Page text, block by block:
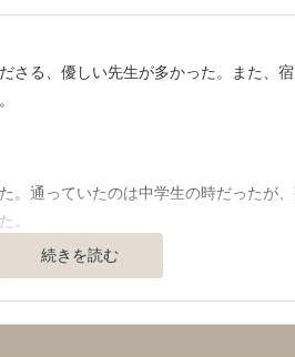
る、優しい先生が多かった。また、
通っていたのは中学生の時だったが
。
続きを読む